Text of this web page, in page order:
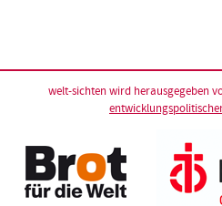
welt-sichten wird herausgegeben